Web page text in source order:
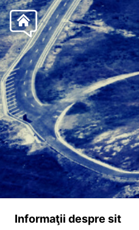
Informaţii despre sit